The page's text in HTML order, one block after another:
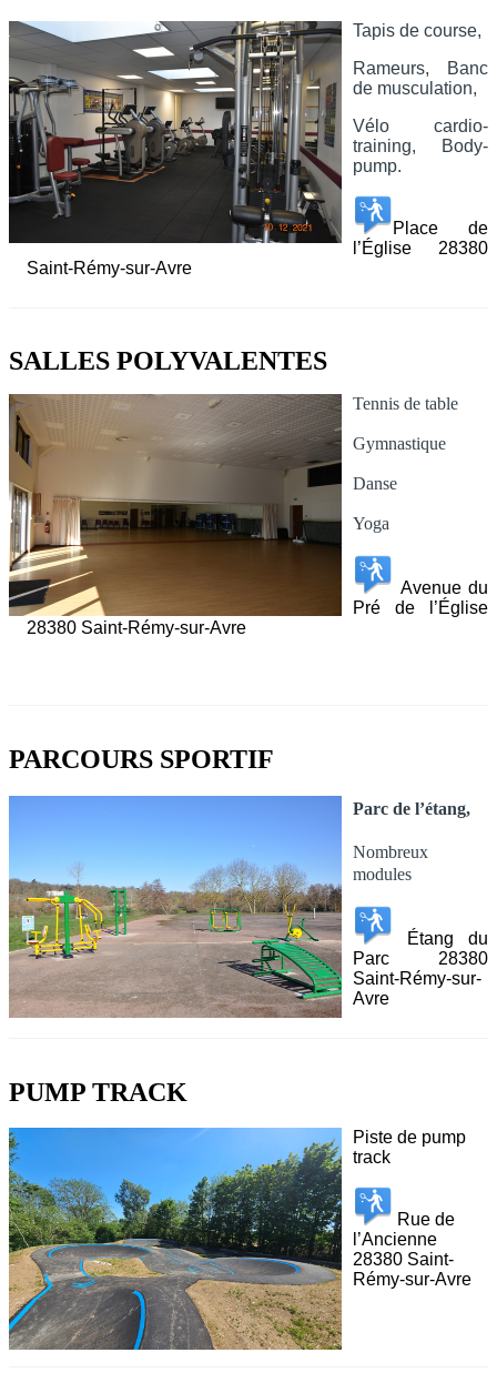
Tapis de course,
Rameurs,
Banc
de musculation,
Vélo cardio-
training,
Body-
pump.
Place de
l’Église 28380
Saint-Rémy-sur-Avre
SALLES POLYVALENTES
Tennis de table
Gymnastique
Danse
Yoga
Avenue du
Pré de l’Église
28380 Saint-Rémy-sur-Avre
PARCOURS SPORTIF
Parc de l’étang,
Nombreux
modules
Étang du
Parc 28380
Saint-Rémy-sur-
Avre
PUMP TRACK
Piste de pump
track
Rue de
l’Ancienne
28380 Saint-
Rémy-sur-Avre